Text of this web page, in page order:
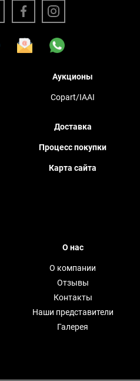
Аукционы
Copart/IAAI
Доставка
Процесс покупки
Карта сайта
О нас
О компании
Отзывы
Контакты
Наши представители
Галерея